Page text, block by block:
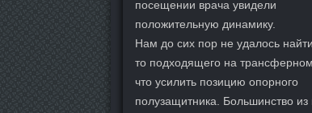
посещении врача увидели
положительную динамику.
Нам до сих пор не удалось
то подходящего на
что усилить позицию опорного
полузащитника. Большинство из